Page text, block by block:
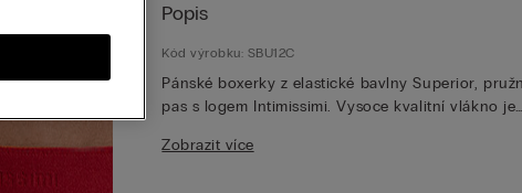
Popis
Kód výrobku: SBU12C
Pánské boxerky z elastické bavlny Superior,
pas s logem Intimissimi. Vysoce kvalitní vlákno je
výjimečnou pružností. Struktura tkaniny zaručuje
Zobrazit více